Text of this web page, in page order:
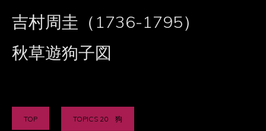
吉村周圭（1736-1795）
秋草遊狗子図
TOP TOPICS 20 狗